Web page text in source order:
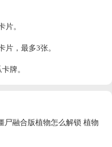
片。
片，最多3张。
牌。
尸融合版植物怎么解锁 植物